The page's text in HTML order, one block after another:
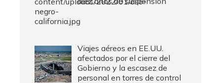
Viajes aéreos en EE.UU.
afectados por el cierre del
Gobierno y la escasez de
personal en torres de control